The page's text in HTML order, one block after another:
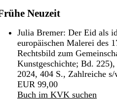
Neuzeit
Julia Bremer: Der Eid als
europäischen Malerei des
Rechtsbild zum
Kunstgeschichte; Bd.
2024, 404 S., Zahlreiche
EUR 99,00
Buch im KVK suchen